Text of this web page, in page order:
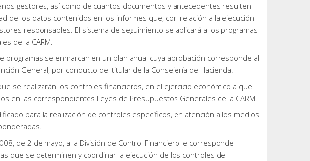
gestores, así como de cuantos documentos y antecedentes resulten
de los datos contenidos en los informes que, con relación a la ejecución
responsables. El sistema de seguimiento se aplicará a los programas
de la CARM.
programas se enmarcan en un plan anual cuya aprobación corresponde al
General, por conducto del titular de la Consejería de Hacienda.
se realizarán los controles financieros, en el ejercicio económico a que
en las correspondientes Leyes de Presupuestos Generales de la CARM.
para la realización de controles específicos, en atención a los medios
de 2 de mayo, a la División de Control Financiero le corresponde
que se determinen y coordinar la ejecución de los controles de